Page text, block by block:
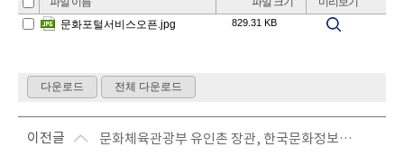
이전글 문화체육관광부 유인촌 장관, 한국문화정보원 첫방문